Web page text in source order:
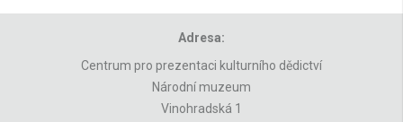
Adresa:
Centrum pro prezentaci kulturního dědictví
Národní muzeum
Vinohradská 1